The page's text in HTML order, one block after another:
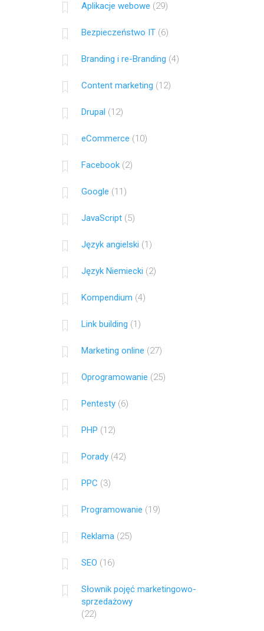
Aplikacje webowe (29)
Bezpieczeństwo IT (6)
Branding i re-Branding (4)
Content marketing (12)
Drupal (12)
eCommerce (10)
Facebook (2)
Google (11)
JavaScript (5)
Język angielski (1)
Język Niemiecki (2)
Kompendium (4)
Link building (1)
Marketing online (27)
Oprogramowanie (25)
Pentesty (6)
PHP (12)
Porady (42)
PPC (3)
Programowanie (19)
Reklama (25)
SEO (16)
Słownik pojęć marketingowo-
sprzedażowy
(22)